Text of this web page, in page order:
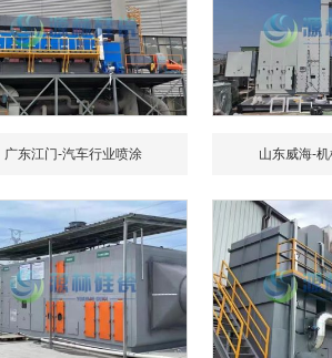
广东江门-汽车行业喷涂 山东威海-